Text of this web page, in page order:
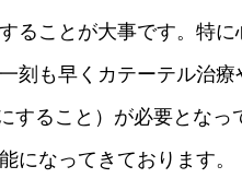
ることが大事です。特
刻も早くカテーテル治
すること）が必要とな
になってきております。